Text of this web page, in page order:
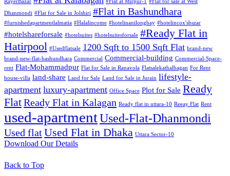
RayerBazar
#Flat at Mirpur-1 #Flat for sale at West
Dhanmondi #Flat for Sale in Jolshiri #Flat in Bashundhara
#furnishedapartmentlalmatia #Halalincome #hotelinanilongbay #hotelincox'sbszar
#hotelshareforsale #hotelsuites #hotelsuitesforsale #Ready Flat in
Hatirpool #Usedflatsale 1200 Sqft to 1500 Sqft Flat brand-new
brand-new-flat-bashundhara Commercial Commercial-building Commercial-Space-
rent Flat-Mohammadpur Flat for Sale in Ranavola Flatsalekathalbagan For Rent
house-villa land-share Land for Sale Land for Sale in Jurain lifestyle-
apartment luxury-apartment Office Space Plot for Sale Ready
FlatReady Flat in Kalagan Ready flat in uttara-10 Reeay Flat Rent
used-apartmentUsed-Flat-Dhanmondi
Used flatUsed Flat in Dhaka Uttara Sector-10
Download Our Details
Back to Top